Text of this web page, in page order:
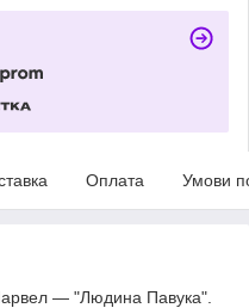
Оплата Умови
— "Людина Павука".